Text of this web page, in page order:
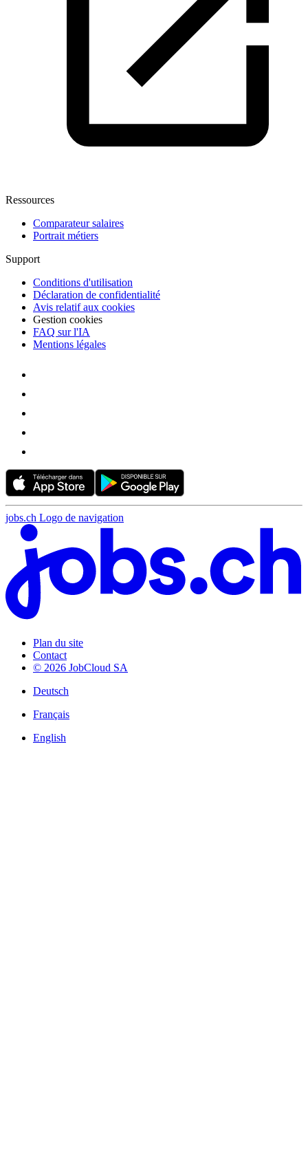
Ressources
Comparateur salaires
Portrait métiers
Support
Conditions d'utilisation
Déclaration de confidentialité
Avis relatif aux cookies
Gestion cookies
FAQ sur l'IA
Mentions légales
jobs.ch Logo de navigation
Plan du site
Contact
© 2026 JobCloud SA
Deutsch
Français
English